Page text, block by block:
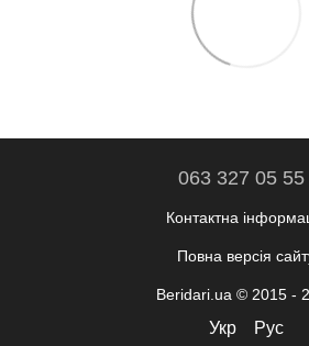
063 327 05 55
Контактна
Повна версія
Beridari.ua © 2015 -
Укр Рус